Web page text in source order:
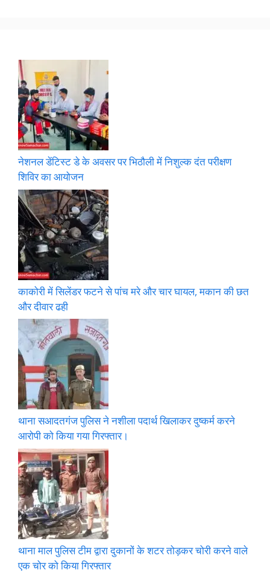
नेशनल डेंटिस्ट डे के अवसर पर भिठौली में निशुल्क दंत परीक्षण
शिविर का आयोजन
काकोरी में सिलेंडर फटने से पांच मरे और चार घायल, मकान की छत
और दीवार ढही
थाना सआदतगंज पुलिस ने नशीला पदार्थ खिलाकर दुष्कर्म करने
आरोपी को किया गया गिरफ्तार।
थाना माल पुलिस टीम द्वारा दुकानों के शटर तोड़कर चोरी करने वाले
एक चोर को किया गिरफ्तार